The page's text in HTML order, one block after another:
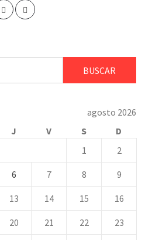
agosto 2026
J V S
D
1
2
6 7 8 9
13 14 15 16
20 21 22 23